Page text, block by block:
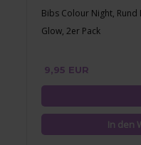
Bibs Colour Night, Rund
Glow, 2er Pack
9,95 EUR